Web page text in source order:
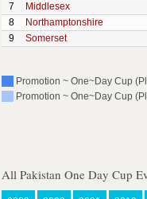
7
Middlesex
8
Northamptonshire
9
Somerset
Promotion ~ One~Day Cup
Promotion ~ One~Day Cup
All Pakistan One Day Cup